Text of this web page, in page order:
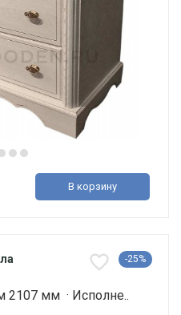
В корзину
-25%
2107 мм · Исполне..